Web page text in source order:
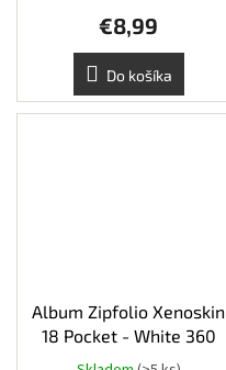
€8,99
Do košíka
Album Zipfolio Xenoskin
18 Pocket - White 360